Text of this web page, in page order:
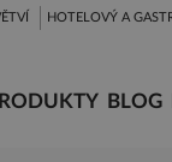
HOTELOVÝ A
BLOG